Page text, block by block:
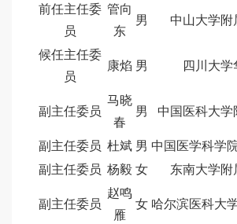
前任主任委
员
管向
东
男 中山大学
候任主任委
员
康焰 男 四川大
副主任委员
马晓
春
男 中国医科大
副主任委员 杜斌 男 中国医学科学
副主任委员 杨毅 女 东南大学
副主任委员
赵鸣
雁
女 哈尔滨医科大